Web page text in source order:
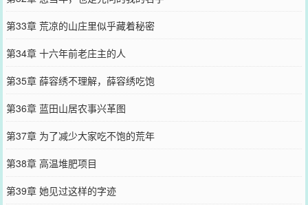
第33章 荒凉的山庄里似乎藏着秘密
第34章 十六年前老庄主的人
第35章 薛容绣不理解，薛容绣吃饱
第36章 蓝田山居农事兴革图
第37章 为了减少大家吃不饱的荒年
第38章 高温堆肥项目
第39章 她见过这样的字迹